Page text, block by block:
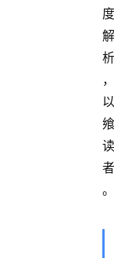
度
解
析
，
以
飨
读
者
。